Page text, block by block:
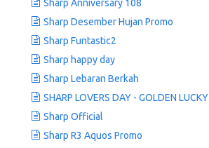
Sharp Anniversary 108
Sharp Desember Hujan Promo
Sharp Funtastic2
Sharp happy day
Sharp Lebaran Berkah
SHARP LOVERS DAY - GOLDEN LUCKY
Sharp Official
Sharp R3 Aquos Promo